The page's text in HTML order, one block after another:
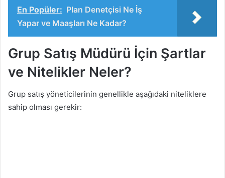
En Popüler: Plan Denetçisi Ne İş
Yapar ve Maaşları Ne Kadar?
Grup Satış Müdürü İçin Şartlar
ve Nitelikler Neler?
Grup satış yöneticilerinin genellikle aşağıdaki niteliklere
sahip olması gerekir: